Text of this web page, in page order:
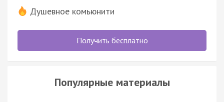
Душевное комьюнити
Получить бесплатно
Популярные материалы